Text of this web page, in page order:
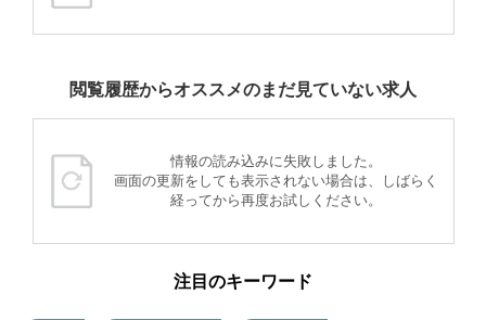
閲覧履歴からオススメのまだ見ていない求人
情報の読み込みに失敗しました。
画面の更新をしても表示されない場合は、しばらく
経ってから再度お試しください。
注目のキーワード